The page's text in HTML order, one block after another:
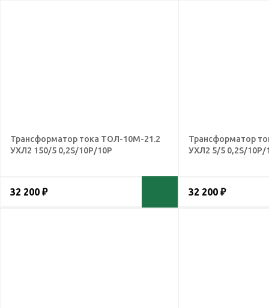
Трансформатор тока ТОЛ-10М-21.2
УХЛ2 150/5 0,2S/10Р/10Р
32 200 ₽
Трансформатор
УХЛ2 5/5 0,2S/10Р/
32 200 ₽